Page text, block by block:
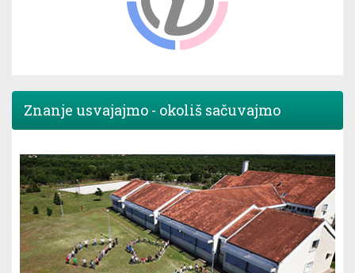
Znanje usvajajmo - okoliš sačuvajmo